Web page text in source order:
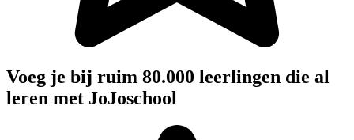
Voeg je bij ruim 80.000 leerlingen die al
leren met JoJoschool